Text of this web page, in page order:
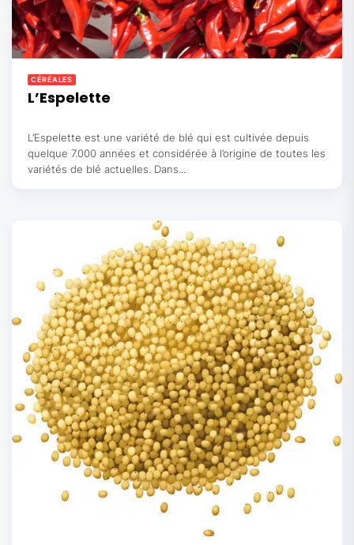
CÉRÉALES
L’Espelette
L’Espelette est une variété de blé qui est cultivée depuis
quelque 7.000 années et considérée à l’origine de toutes les
variétés de blé actuelles. Dans...